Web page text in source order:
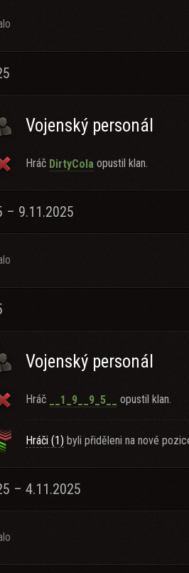
Vojenský personál
Hráč DirtyCola opustil klan.
– 9.11.2025
Vojenský personál
Hráč __1_9__9_5__ opustil klan.
Hráči (1) byli přiděleni na nové
– 4.11.2025